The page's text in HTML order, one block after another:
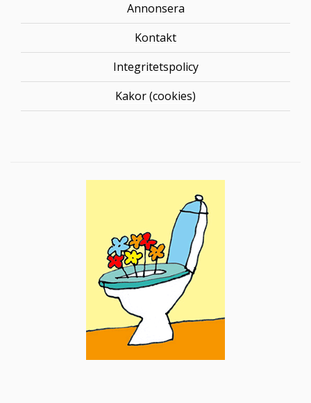
Annonsera
Kontakt
Integritetspolicy
Kakor (cookies)